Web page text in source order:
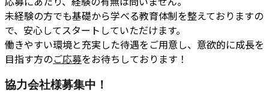
未経験の方でも基礎から学べる教育体制を整えておりますの
で、安心してスタートしていただけます。
働きやすい環境と充実した待遇をご用意し、意欲的に成長を
目指す方のご応募をお待ちしております！
協力会社様募集中！